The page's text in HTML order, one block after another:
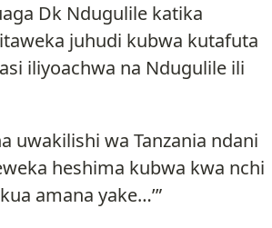
Dk Ndugulile katika
juhudi kubwa kutafuta
iliyoachwa na Ndugulile ili
uwakilishi wa Tanzania ndani
heshima kubwa kwa nchi
amana yake…’”